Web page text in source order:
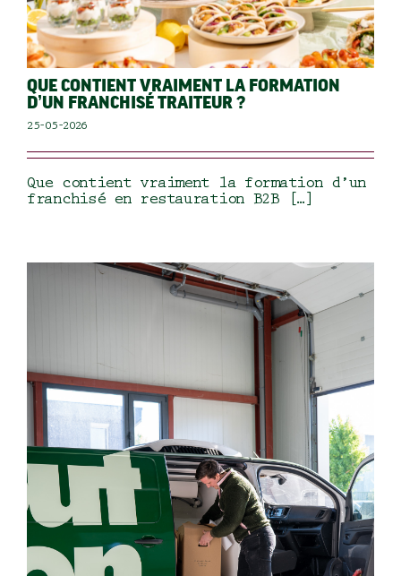
QUE CONTIENT VRAIMENT LA FORMATION
D’UN FRANCHISÉ TRAITEUR ?
25-05-2026
Que contient vraiment la formation d’un
franchisé en restauration B2B […]